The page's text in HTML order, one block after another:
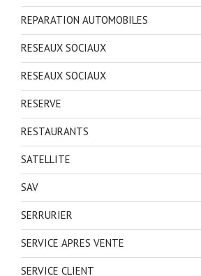
REPARATION AUTOMOBILES
RESEAUX SOCIAUX
RESEAUX SOCIAUX
RESERVE
RESTAURANTS
SATELLITE
SAV
SERRURIER
SERVICE APRES VENTE
SERVICE CLIENT